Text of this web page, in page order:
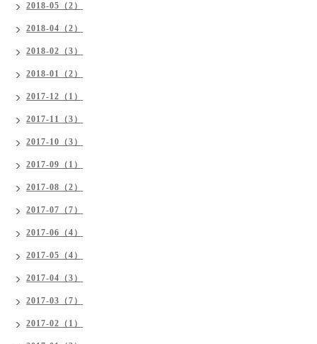
2018-05（2）
2018-04（2）
2018-02（3）
2018-01（2）
2017-12（1）
2017-11（3）
2017-10（3）
2017-09（1）
2017-08（2）
2017-07（7）
2017-06（4）
2017-05（4）
2017-04（3）
2017-03（7）
2017-02（1）